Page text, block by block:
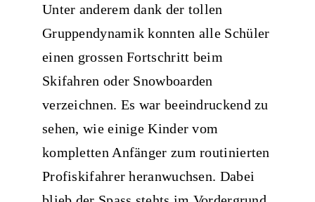
Unter anderem dank der tollen
Gruppendynamik konnten alle Schüler
einen grossen Fortschritt beim
Skifahren oder Snowboarden
verzeichnen. Es war beeindruckend zu
sehen, wie einige Kinder vom
kompletten Anfänger zum routinierten
Profiskifahrer heranwuchsen. Dabei